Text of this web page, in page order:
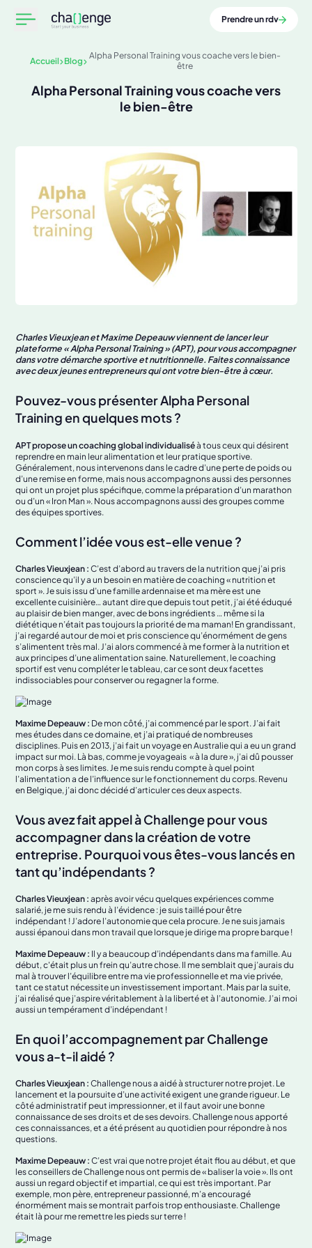
Prendre un rdv
Accueil Blog
Alpha Personal Training vous coache vers le bien-
être
Alpha Personal Training vous coache vers
le bien-être
Charles Vieuxjean et Maxime Depeauw viennent de lancer leur
plateforme « Alpha Personal Training » (APT), pour vous accompagner
dans votre démarche sportive et nutritionnelle. Faites connaissance
avec deux jeunes entrepreneurs qui ont votre bien-être à cœur.
Pouvez-vous présenter Alpha Personal
Training en quelques mots ?
APT propose un coaching global individualiséà tous ceux qui désirent
reprendre en main leur alimentation et leur pratique sportive.
Généralement, nous intervenons dans le cadre d’une perte de poids ou
d’une remise en forme, mais nous accompagnons aussi des personnes
qui ont un projet plus spécifique, comme la préparation d’un marathon
ou d’un « Iron Man ». Nous accompagnons aussi des groupes comme
des équipes sportives.
Comment l’idée vous est-elle venue ?
Charles Vieuxjean :C’est d’abord au travers de la nutrition que j’ai pris
conscience qu’il y a un besoin en matière de coaching « nutrition et
sport ». Je suis issu d’une famille ardennaise et ma mère est une
excellente cuisinière… autant dire que depuis tout petit, j’ai été éduqué
au plaisir de bien manger, avec de bons ingrédients … même si la
diététique n’était pas toujours la priorité de ma maman! En grandissant,
j’ai regardé autour de moi et pris conscience qu’énormément de gens
s’alimentent très mal. J’ai alors commencé à me former à la nutrition et
aux principes d’une alimentation saine. Naturellement, le coaching
sportif est venu compléter le tableau, car ce sont deux facettes
indissociables pour conserver ou regagner la forme.
Maxime Depeauw : De mon côté, j’ai commencé par le sport. J’ai fait
mes études dans ce domaine, et j’ai pratiqué de nombreuses
disciplines. Puis en 2013, j’ai fait un voyage en Australie qui a eu un grand
impact sur moi. Là bas, comme je voyageais « à la dure », j’ai dû pousser
mon corps à ses limites. Je me suis rendu compte à quel point
l’alimentation a de l’influence sur le fonctionnement du corps. Revenu
en Belgique, j’ai donc décidé d’articuler ces deux aspects.
Vous avez fait appel à Challenge pour vous
accompagner dans la création de votre
entreprise. Pourquoi vous êtes-vous lancés en
tant qu’indépendants ?
Charles Vieuxjean :après avoir vécu quelques expériences comme
salarié, je me suis rendu à l’évidence : je suis taillé pour être
indépendant ! J’adore l’autonomie que cela procure. Je ne suis jamais
aussi épanoui dans mon travail que lorsque je dirige ma propre barque !
Maxime Depeauw : Il y a beaucoup d’indépendants dans ma famille. Au
début, c'était plus un frein qu’autre chose. Il me semblait que j’aurais du
mal à trouver l’équilibre entre ma vie professionnelle et ma vie privée,
tant ce statut nécessite un investissement important. Mais par la suite,
j’ai réalisé que j’aspire véritablement à la liberté et à l’autonomie. J’ai moi
aussi un tempérament d’indépendant !
En quoi l’accompagnement par Challenge
vous a-t-il aidé ?
Charles Vieuxjean :Challenge nous a aidé à structurer notre projet. Le
lancement et la poursuite d’une activité exigent une grande rigueur. Le
côté administratif peut impressionner, et il faut avoir une bonne
connaissance de ses droits et de ses devoirs. Challenge nous apporté
ces connaissances, et a été présent au quotidien pour répondre à nos
questions.
Maxime Depeauw :C’est vrai que notre projet était flou au début, et que
les conseillers de Challenge nous ont permis de « baliser la voie ». Ils ont
aussi un regard objectif et impartial, ce qui est très important. Par
exemple, mon père, entrepreneur passionné, m’a encouragé
énormément mais se montrait parfois trop enthousiaste. Challenge
était là pour me remettre les pieds sur terre !